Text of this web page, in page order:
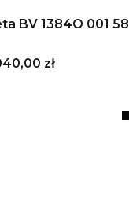
BV 1384O 001 58
zł